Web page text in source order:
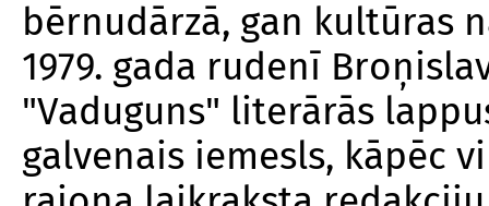
bērnudārzā, gan kultūras
1979. gada rudenī
"Vaduguns" literārās
galvenais iemesls, kāpēc